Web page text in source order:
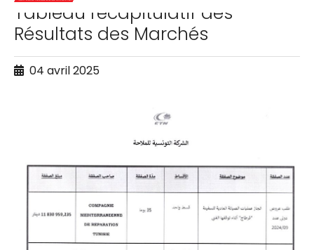
Tableau récapitulatif des
Résultats des Marchés
04 avril 2025